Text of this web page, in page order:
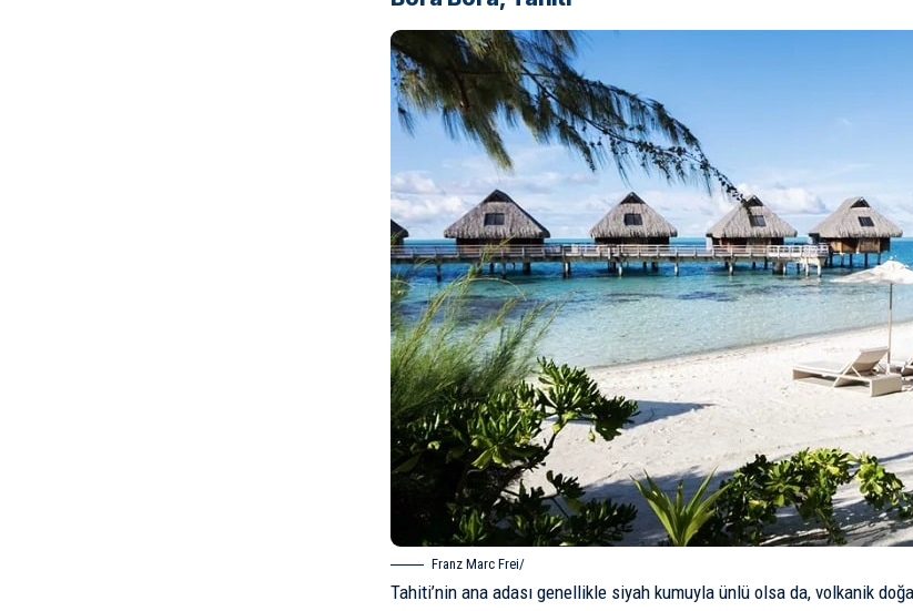
Franz Marc Frei/
Tahiti’nin ana adası genellikle siyah kumuyla ünlü olsa da, volkanik